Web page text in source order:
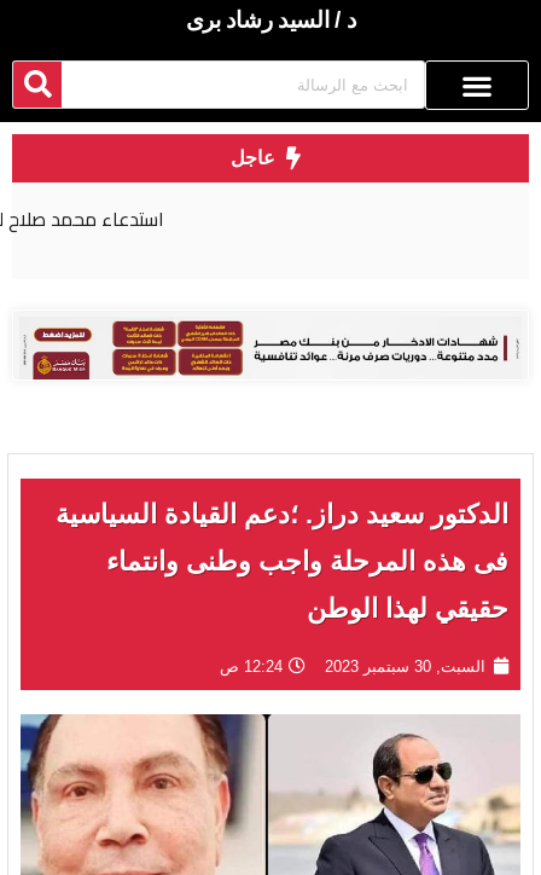
د / السيد رشاد برى
عاجل
استدعاء محمد صلاح للمثول أمام القضاء المصري
الدكتور سعيد دراز. ؛دعم القيادة السياسية
فى هذه المرحلة واجب وطنى وانتماء
حقيقي لهذا الوطن
السبت, 30 سبتمبر 2023 12:24 ص